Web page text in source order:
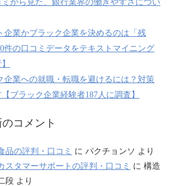
から見た、銀行業界の働きやすさについ
企業かブラック企業を決めるのは「残
件の口コミデータをテキストマイニング
企業への就職・転職を避けるには？対策
ブラック企業経験者187人に調査】
コメント
品の評判・口コミ に パクチョンソ より
スタマーサポートの評判・口コミ に 構造
段 より